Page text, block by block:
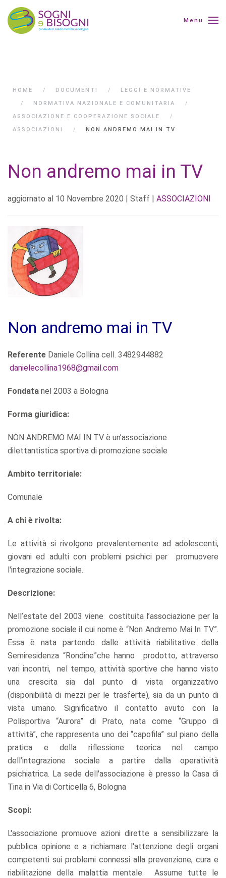
Menu
HOME DOCUMENTI
LEGGI E NORMATIVE
NORMATIVA NAZIONALE E COMUNITARIA
ASSOCIAZIONE E COOPERAZIONE SOCIALE
ASSOCIAZIONI
NON ANDREMO MAI IN TV
Non andremo mai in TV
aggiornato al 10 Novembre 2020 | Staff | ASSOCIAZIONI
Non andremo mai in TV
Referente Daniele Collina cell. 3482944882
danielecollina1968@gmail.com
Fondata nel 2003 a Bologna
Forma giuridica:
NON ANDREMO MAI IN TV è un’associazione
dilettantistica sportiva di promozione sociale
Ambito territoriale:
Comunale
A chi è rivolta:
Le attività si rivolgono prevalentemente ad adolescenti,
giovani ed adulti con problemi psichici per promuovere
l'integrazione sociale.
Descrizione:
Nell’estate del 2003 viene costituita l’associazione per la
promozione sociale il cui nome è “Non Andremo Mai In TV”.
Essa è nata partendo dalle attività riabilitative della
Semiresidenza “Rondine”che hanno prodotto, attraverso
vari incontri, nel tempo, attività sportive che hanno visto
una crescita sia dal punto di vista organizzativo
(disponibilità di mezzi per le trasferte), sia da un punto di
vista umano. Significativo il contatto avuto con la
Polisportiva “Aurora” di Prato, nata come “Gruppo di
attività”, che rappresenta uno dei “capofila” sul piano della
pratica e della riflessione teorica nel campo
dell’integrazione sociale a partire dalla operatività
psichiatrica. La sede dell'associazione è presso la Casa di
Tina in Via di Corticella 6, Bologna
Scopi:
L'associazione promuove azioni dirette a sensibilizzare la
pubblica opinione e a richiamare l'attenzione degli organi
competenti sui problemi connessi alla prevenzione, cura e
riabilitazione della malattia mentale. Assume tutte le